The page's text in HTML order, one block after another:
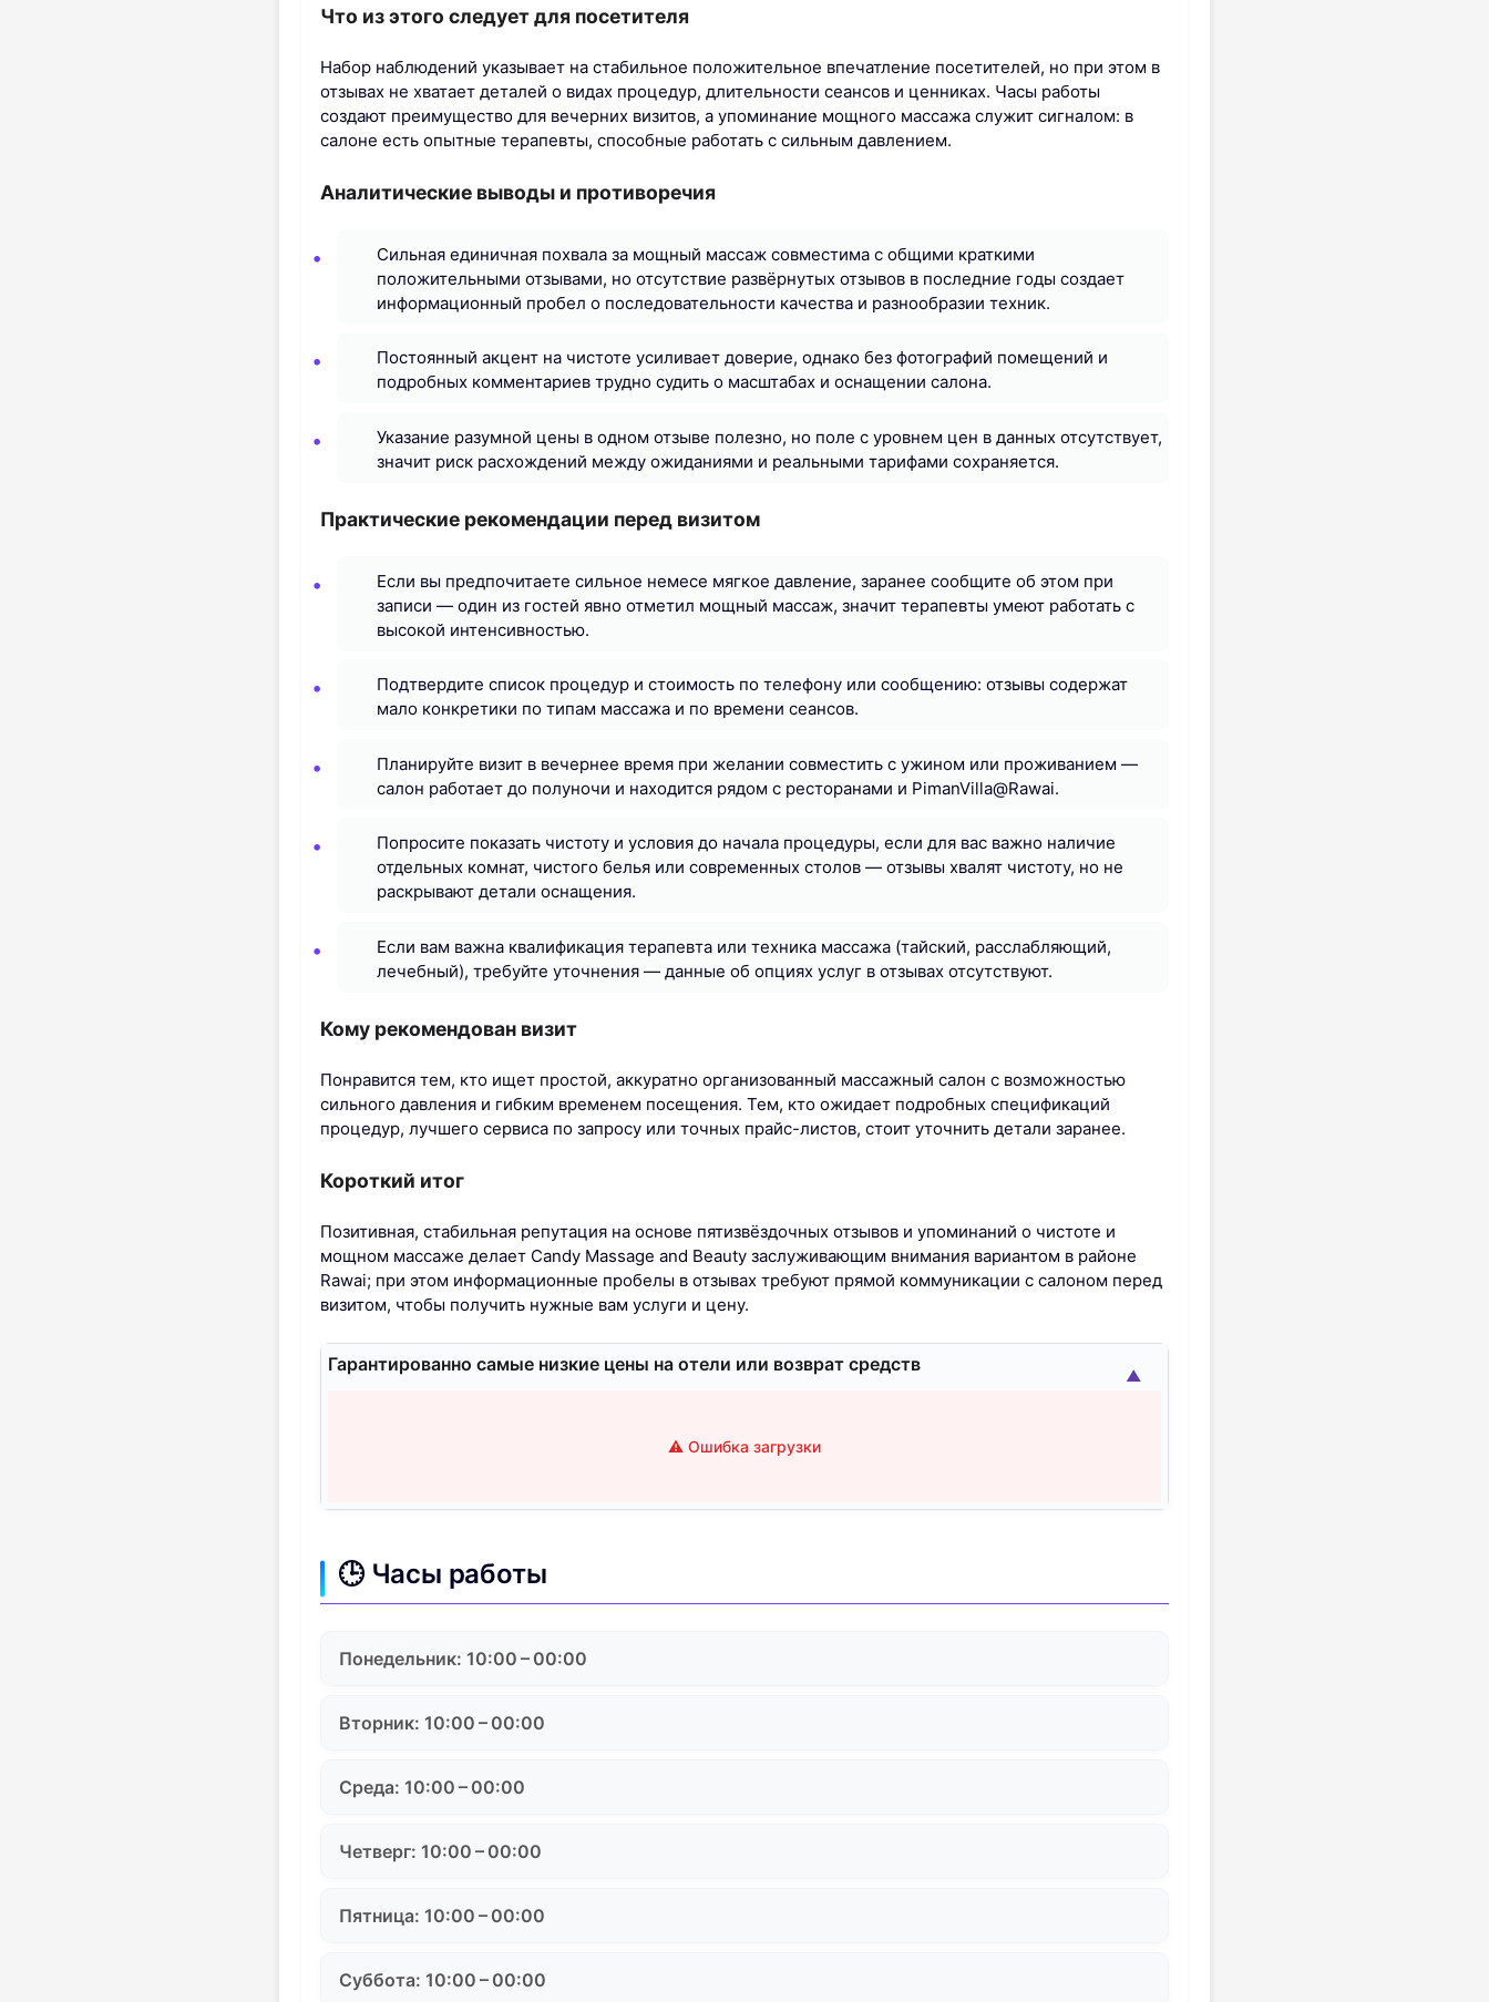
Что из этого следует для посетителя
Набор наблюдений указывает на стабильное положительное впечатление посетителей, но при этом в
отзывах не хватает деталей о видах процедур, длительности сеансов и ценниках. Часы работы
создают преимущество для вечерних визитов, а упоминание мощного массажа служит сигналом: в
салоне есть опытные терапевты, способные работать с сильным давлением.
Аналитические выводы и противоречия
Сильная единичная похвала за мощный массаж совместима с общими краткими
положительными отзывами, но отсутствие развёрнутых отзывов в последние годы создает
информационный пробел о последовательности качества и разнообразии техник.
Постоянный акцент на чистоте усиливает доверие, однако без фотографий помещений и
подробных комментариев трудно судить о масштабах и оснащении салона.
Указание разумной цены в одном отзыве полезно, но поле с уровнем цен в данных отсутствует,
значит риск расхождений между ожиданиями и реальными тарифами сохраняется.
Практические рекомендации перед визитом
Если вы предпочитаете сильное немесе мягкое давление, заранее сообщите об этом при
записи — один из гостей явно отметил мощный массаж, значит терапевты умеют работать с
высокой интенсивностью.
Подтвердите список процедур и стоимость по телефону или сообщению: отзывы содержат
мало конкретики по типам массажа и по времени сеансов.
Планируйте визит в вечернее время при желании совместить с ужином или проживанием —
салон работает до полуночи и находится рядом с ресторанами и PimanVilla@Rawai.
Попросите показать чистоту и условия до начала процедуры, если для вас важно наличие
отдельных комнат, чистого белья или современных столов — отзывы хвалят чистоту, но не
раскрывают детали оснащения.
Если вам важна квалификация терапевта или техника массажа (тайский, расслабляющий,
лечебный), требуйте уточнения — данные об опциях услуг в отзывах отсутствуют.
Кому рекомендован визит
Понравится тем, кто ищет простой, аккуратно организованный массажный салон с возможностью
сильного давления и гибким временем посещения. Тем, кто ожидает подробных спецификаций
процедур, лучшего сервиса по запросу или точных прайс-листов, стоит уточнить детали заранее.
Короткий итог
Позитивная, стабильная репутация на основе пятизвёздочных отзывов и упоминаний о чистоте и
мощном массаже делает Candy Massage and Beauty заслуживающим внимания вариантом в районе
Rawai; при этом информационные пробелы в отзывах требуют прямой коммуникации с салоном перед
визитом, чтобы получить нужные вам услуги и цену.
Гарантированно самые низкие цены на отели или возврат средств
⚠️ Ошибка загрузки
▲
🕒 Часы работы
Понедельник: 10:00 – 00:00
Вторник: 10:00 – 00:00
Среда: 10:00 – 00:00
Четверг: 10:00 – 00:00
Пятница: 10:00 – 00:00
Суббота: 10:00 – 00:00